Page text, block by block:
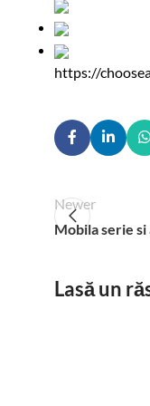
https://
Newer
Mobila serie
Lasă un